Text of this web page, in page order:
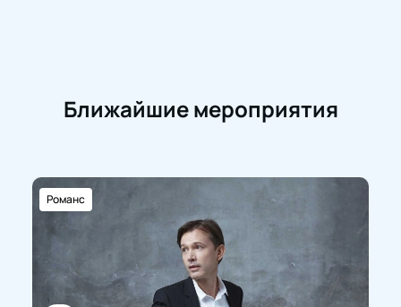
Ближайшие мероприятия
Романс